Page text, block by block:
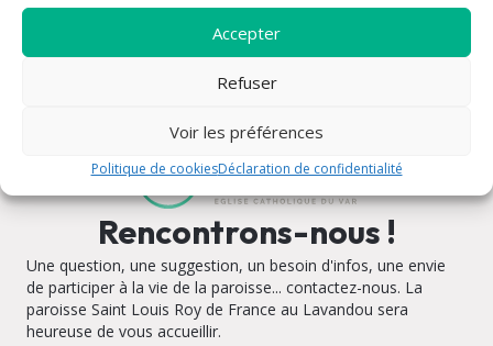
Accepter
Refuser
Voir les préférences
Politique de cookiesDéclaration de confidentialité
Rencontrons-nous !
Une question, une suggestion, un besoin d'infos, une envie
de participer à la vie de la paroisse... contactez-nous. La
paroisse Saint Louis Roy de France au Lavandou sera
heureuse de vous accueillir.